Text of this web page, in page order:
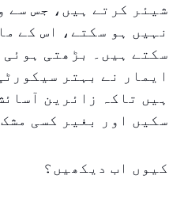
شیئر کرتے ہیں، جس سے
نہیں ہو سکتے، اس کے
سکتے ہیں۔ بڑھتی ہوئی
ایمار نے بہتر
ہیں تاکہ زائرین
سکیں اور بغیر کسی مشک
کیوں اب دیکھیں؟